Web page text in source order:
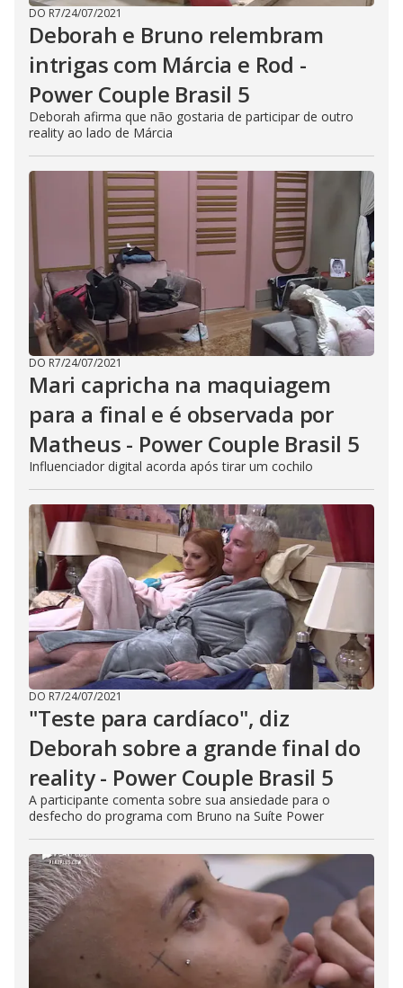
DO R7/24/07/2021
Deborah e Bruno relembram
intrigas com Márcia e Rod -
Power Couple Brasil 5
Deborah afirma que não gostaria de participar de outro
reality ao lado de Márcia
DO R7/24/07/2021
Mari capricha na maquiagem
para a final e é observada por
Matheus - Power Couple Brasil 5
Influenciador digital acorda após tirar um cochilo
DO R7/24/07/2021
"Teste para cardíaco", diz
Deborah sobre a grande final do
reality - Power Couple Brasil 5
A participante comenta sobre sua ansiedade para o
desfecho do programa com Bruno na Suíte Power